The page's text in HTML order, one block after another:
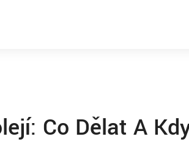
Co Dělat A